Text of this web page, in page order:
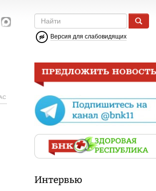
Версия для слабовидящих
Интервью